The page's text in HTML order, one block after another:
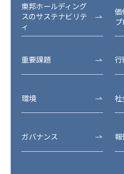
東邦ホールディング
スのサステナビリテ
ィ
価
重要課題 行
環境 社
ガバナンス